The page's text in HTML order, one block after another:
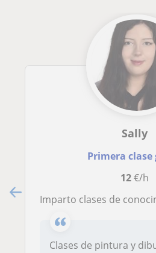
Sally
Primera
12€/h
Imparto clases de conocimiento de
Clases de pintura y